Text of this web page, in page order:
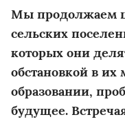
Мы продолжаем
сельских
которых они
обстановкой в
образовании,
будущее.